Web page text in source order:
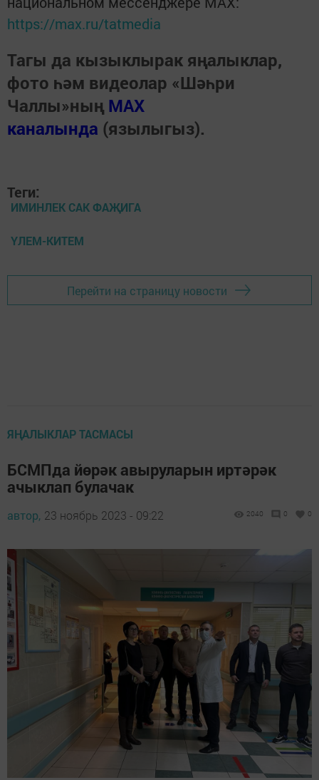
https://max.ru/tatmedia
Тагы да кызыклырак яңалыклар,
фото һәм видеолар «Шәһри
Чаллы»ның MAX
каналында (язылыгыз).
Теги:
ИМИНЛЕК САК ФАҖИГА
ҮЛЕМ-КИТЕМ
Перейти на страницу новости
ЯҢАЛЫКЛАР ТАСМАСЫ
БСМПда йөрәк авыруларын иртәрәк
ачыклап булачак
автор, 23 ноябрь 2023 - 09:22 2040 0 0